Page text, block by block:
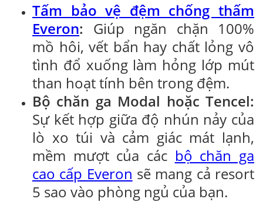
Tấm bảo vệ đệm chống thấm
Everon: Giúp ngăn chặn 100%
mồ hôi, vết bẩn hay chất lỏng vô
tình đổ xuống làm hỏng lớp mút
than hoạt tính bên trong đệm.
Bộ chăn ga Modal hoặc Tencel:
Sự kết hợp giữa độ nhún nảy của
lò xo túi và cảm giác mát lạnh,
mềm mượt của các bộ chăn ga
cao cấp Everon sẽ mang cả resort
5 sao vào phòng ngủ của bạn.